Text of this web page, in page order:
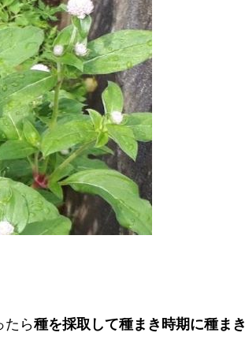
たら種を採取して種まき時期に種まき